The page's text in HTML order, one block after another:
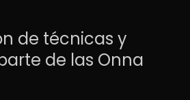
de técnicas y
de las Onna